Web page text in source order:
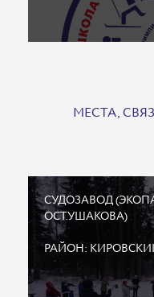
МЕСТА,
СУДОЗАВОД
ОСТ.УШАКОВА)
РАЙОН: